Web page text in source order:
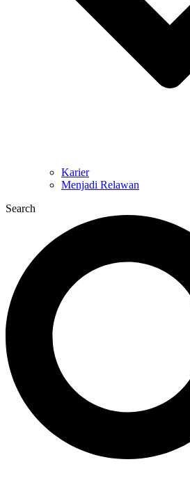
Karier
Menjadi Relawan
Search